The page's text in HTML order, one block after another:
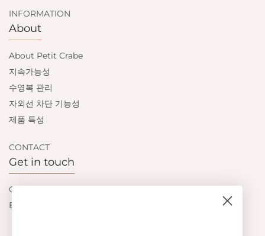
INFORMATION
About
About Petit Crabe
지속가능성
수영복 관리
자외선 차단 기능성
제품 특성
CONTACT
Get in touch
Contact us
Become a retailer